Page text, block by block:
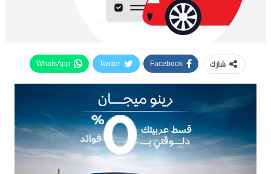
شارك Facebook
Twitter
WhatsApp